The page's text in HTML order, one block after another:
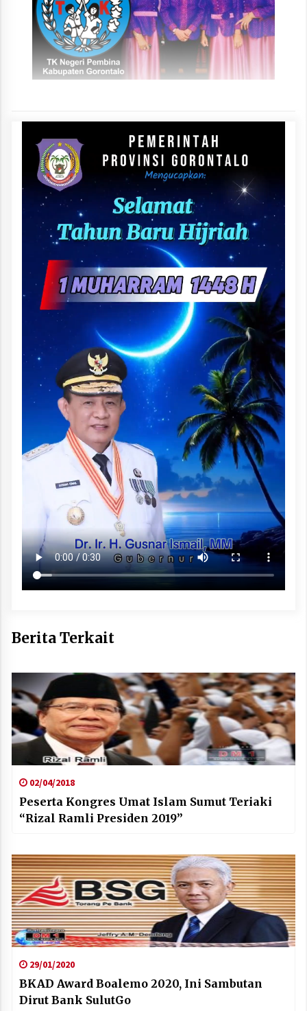
Berita Terkait
02/04/2018
Peserta Kongres Umat Islam Sumut Teriaki
“Rizal Ramli Presiden 2019”
29/01/2020
BKAD Award Boalemo 2020, Ini Sambutan
Dirut Bank SulutGo